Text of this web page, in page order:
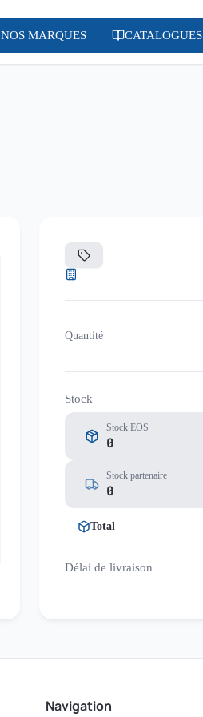
NOS MARQUES CATALOGUES
Quantité
Stock
Stock EOS
0
Stock partenaire
0
Total
Délai de livraison
Navigation